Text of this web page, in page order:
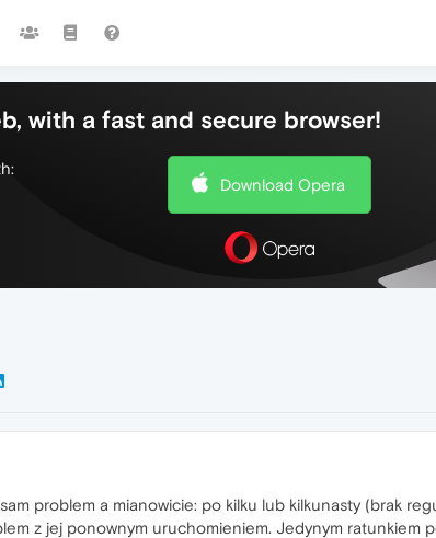
with a fast and secure browser!
Download Opera
problem a mianowicie: po kilku lub kilkunasty (brak
z jej ponownym uruchomieniem. Jedynym ratunkiem